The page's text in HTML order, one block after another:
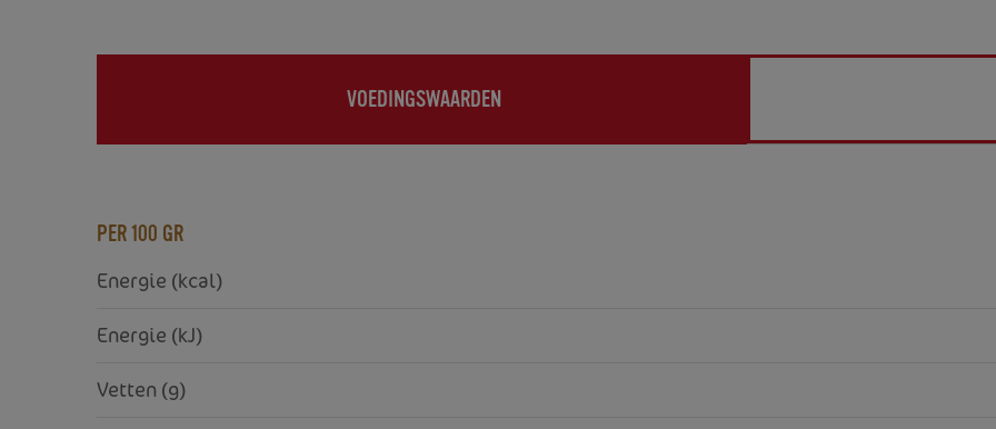
VOEDINGSWAARDEN
PER 100 GR
Energie (kcal)
Energie (kJ)
Vetten (g)